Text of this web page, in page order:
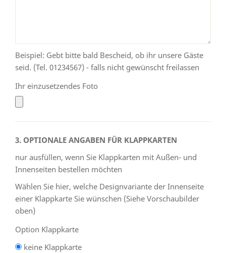
Beispiel: Gebt bitte bald Bescheid, ob ihr unsere Gäste
seid. (Tel. 01234567) - falls nicht gewünscht freilassen
Ihr einzusetzendes Foto
3. OPTIONALE ANGABEN FÜR KLAPPKARTEN
nur ausfüllen, wenn Sie Klappkarten mit Außen- und
Innenseiten bestellen möchten
Wählen Sie hier, welche Designvariante der Innenseite
einer Klappkarte Sie wünschen (Siehe Vorschaubilder
oben)
Option Klappkarte
keine Klappkarte